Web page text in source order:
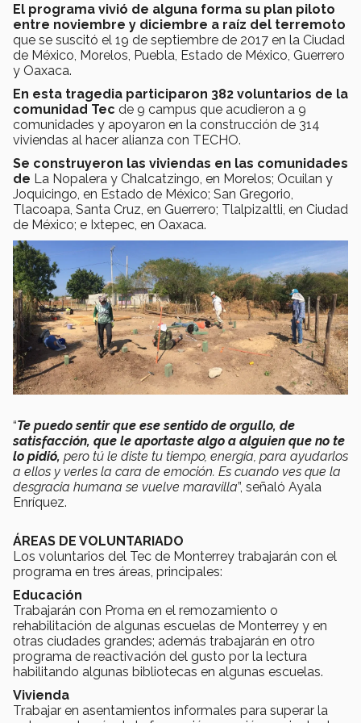
El programa vivió de alguna forma su plan piloto
entre noviembre y diciembre a raíz del terremoto
que se suscitó el 19 de septiembre de 2017 en la Ciudad
de México, Morelos, Puebla, Estado de México, Guerrero
y Oaxaca.
En esta tragedia participaron 382 voluntarios de la
comunidad Tec de 9 campus que acudieron a 9
comunidades y apoyaron en la construcción de 314
viviendas al hacer alianza con TECHO.
Se construyeron las viviendas en las comunidades
de La Nopalera y Chalcatzingo, en Morelos; Ocuilan y
Joquicingo, en Estado de México; San Gregorio,
Tlacoapa, Santa Cruz, en Guerrero; Tlalpizaltli, en Ciudad
de México; e Ixtepec, en Oaxaca.
“Te puedo sentir que ese sentido de orgullo, de
satisfacción, que le aportaste algo a alguien que no te
lo pidió, pero tú le diste tu tiempo, energía, para ayudarlos
a ellos y verles la cara de emoción. Es cuando ves que la
desgracia humana se vuelve maravilla”, señaló Ayala
Enríquez.
ÁREAS DE VOLUNTARIADO
Los voluntarios del Tec de Monterrey trabajarán con el
programa en tres áreas, principales:
Educación
Trabajarán con Proma en el remozamiento o
rehabilitación de algunas escuelas de Monterrey y en
otras ciudades grandes; además trabajarán en otro
programa de reactivación del gusto por la lectura
habilitando algunas bibliotecas en algunas escuelas.
Vivienda
Trabajar en asentamientos informales para superar la